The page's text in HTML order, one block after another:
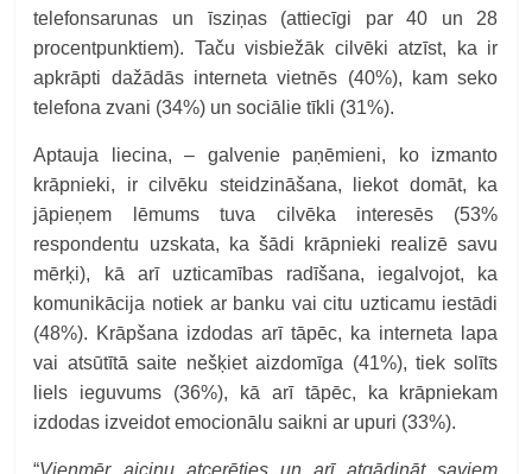
telefonsarunas un īsziņas (attiecīgi par 40 un 28
procentpunktiem). Taču visbiežāk cilvēki atzīst, ka ir
apkrāpti dažādās interneta vietnēs (40%), kam seko
telefona zvani (34%) un sociālie tīkli (31%).
Aptauja liecina, – galvenie paņēmieni, ko izmanto
krāpnieki, ir cilvēku steidzināšana, liekot domāt, ka
jāpieņem lēmums tuva cilvēka interesēs (53%
respondentu uzskata, ka šādi krāpnieki realizē savu
mērķi), kā arī uzticamības radīšana, iegalvojot, ka
komunikācija notiek ar banku vai citu uzticamu iestādi
(48%). Krāpšana izdodas arī tāpēc, ka interneta lapa
vai atsūtītā saite nešķiet aizdomīga (41%), tiek solīts
liels ieguvums (36%), kā arī tāpēc, ka krāpniekam
izdodas izveidot emocionālu saikni ar upuri (33%).
“Vienmēr aicinu atcerēties un arī atgādināt saviem